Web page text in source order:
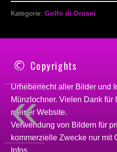
Kategorie:Golfo di Orosei
Copyrights
Urheberrecht aller Bilder und
Münzlochner. Vielen Dank für
meinerWebsite.
Verwendung von Bildern für
kommerzielle Zwecke nur mit
«